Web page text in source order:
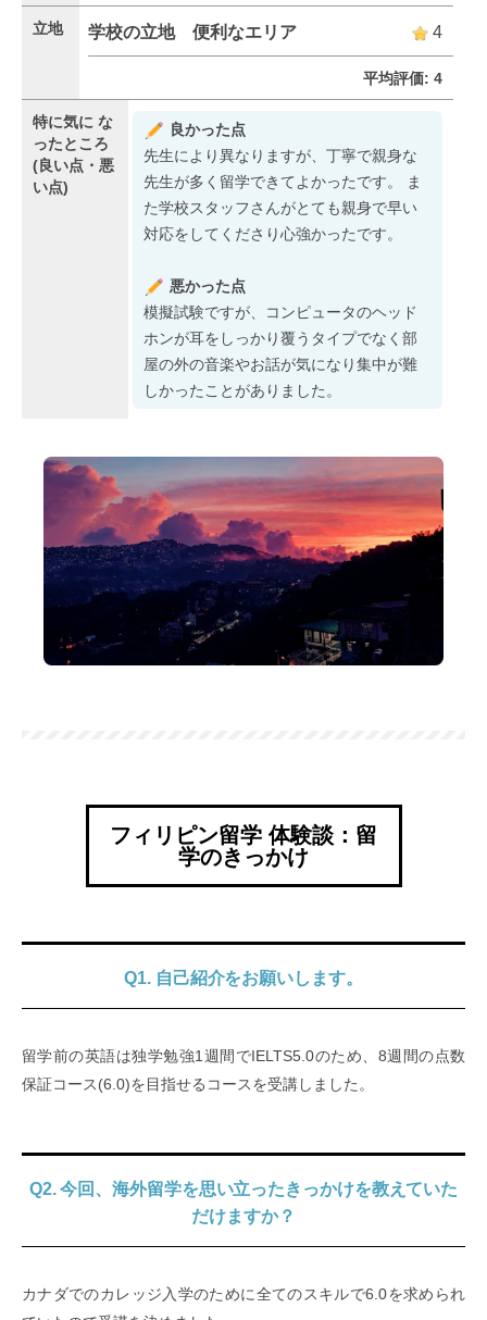
立地 学校の立地 便利なエリア 4
平均評価: 4
特に気に な
ったところ
(良い点・悪
い点)
良かった点
先生により異なりますが、丁寧で親身な
先生が多く留学できてよかったです。 ま
た学校スタッフさんがとても親身で早い
対応をしてくださり心強かったです。
悪かった点
模擬試験ですが、コンピュータのヘッド
ホンが耳をしっかり覆うタイプでなく部
屋の外の音楽やお話が気になり集中が難
しかったことがありました。
フィリピン留学 体験談：留
学のきっかけ
Q1. 自己紹介をお願いします。
留学前の英語は独学勉強1週間でIELTS5.0のため、8週間の点数
保証コース(6.0)を目指せるコースを受講しました。
Q2. 今回、海外留学を思い立ったきっかけを教えていた
だけますか？
カナダでのカレッジ入学のために全てのスキルで6.0を求められ